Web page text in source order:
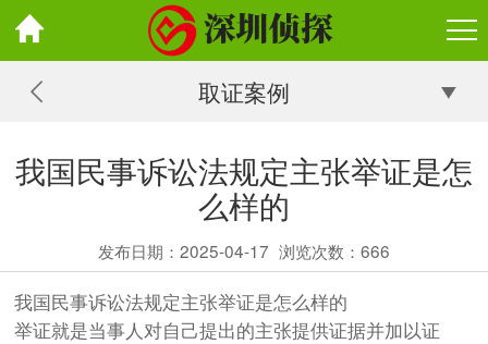
取证案例
我国民事诉讼法规定主张举证是怎
么样的
发布日期：2025-04-17 浏览次数： 666
我国民事诉讼法规定主张举证是怎么样的
举证就是当事人对自己提出的主张提供证据并加以证